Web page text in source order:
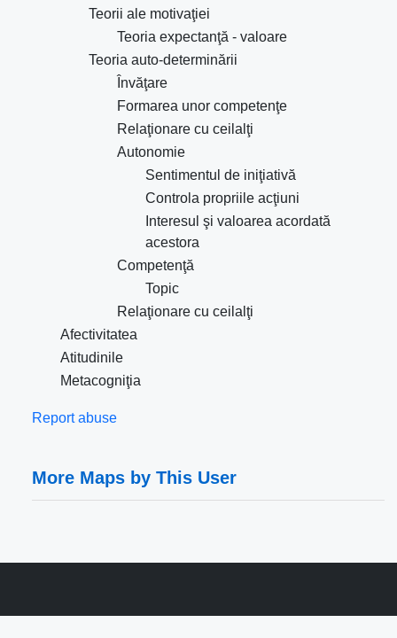
Teorii ale motivaţiei
Teoria expectanţă - valoare
Teoria auto-determinării
Învăţare
Formarea unor competenţe
Relaţionare cu ceilalţi
Autonomie
Sentimentul de iniţiativă
Controla propriile acţiuni
Interesul şi valoarea acordată
acestora
Competenţă
Topic
Relaţionare cu ceilalţi
Afectivitatea
Atitudinile
Metacogniţia
Report abuse
More Maps by This User